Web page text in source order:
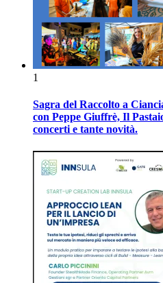
1
Sagra del Raccolto a
con Peppe Giuffrè, Il
concerti e tante novità.